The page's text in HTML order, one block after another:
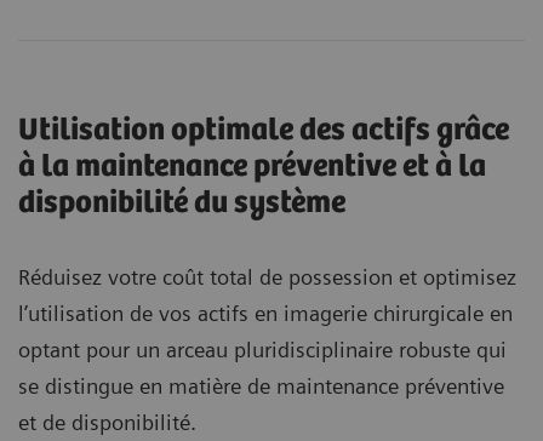
Utilisation optimale des actifs grâce
à la maintenance préventive et à la
disponibilité du système
Réduisez votre coût total de possession et optimisez
l’utilisation de vos actifs en imagerie chirurgicale en
optant pour un arceau pluridisciplinaire robuste qui
se distingue en matière de maintenance préventive
et de disponibilité.